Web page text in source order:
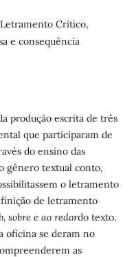
Crítico,
e consequência
produção escrita de três
que participaram de
do ensino das
gênero textual conto,
o letramento
de letramento
sobre e ao redordo texto.
oficina se deram no
as